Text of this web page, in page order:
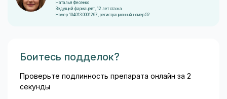
Наталья Фесенко
Ведущий фармацевт, 12 лет стажа
Номер 104013 0001267, регистрационный номер 52
Боитесь подделок?
Проверьте подлинность препарата онлайн за 2
секунды